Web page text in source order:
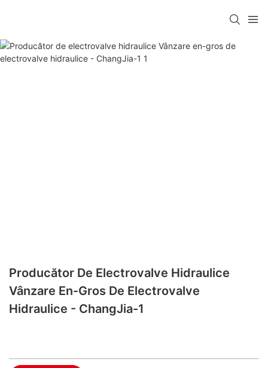
Producător De Electrovalve Hidraulice
Vânzare En-Gros De Electrovalve
Hidraulice - ChangJia-1